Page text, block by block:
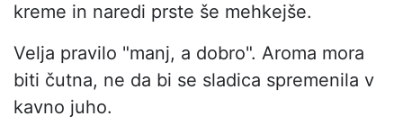
kreme in naredi prste še mehkejše.
Velja pravilo "manj, a dobro". Aroma mora
biti čutna, ne da bi se sladica spremenila v
kavno juho.